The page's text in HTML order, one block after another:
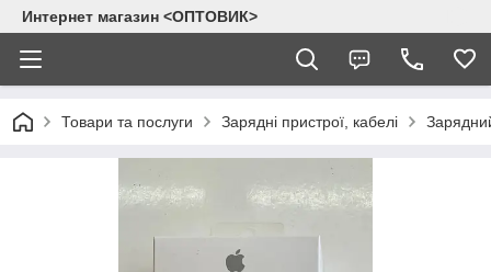
Интернет магазин <ОПТОВИК>
Товари та послуги Зарядні пристрої, кабелі